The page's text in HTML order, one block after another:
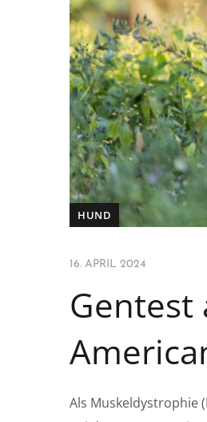
HUND
16. APRIL 2024
Gentest
Als Muskeldystrophie